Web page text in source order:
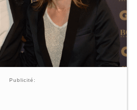
Publicité: